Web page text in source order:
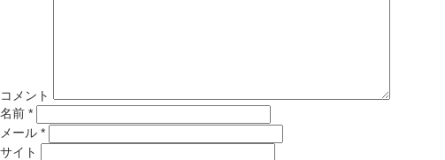
コメント
名前 *
メール *
サイト